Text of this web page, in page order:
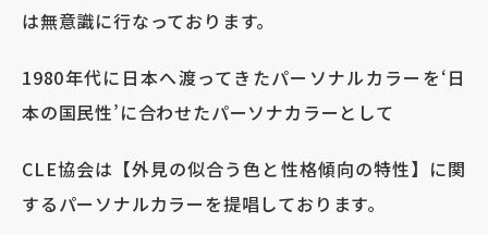
は無意識に行なっております。
1980年代に日本へ渡ってきたパーソナルカラーを‘日
本の国民性’に合わせたパーソナカラーとして
CLE協会は【外見の似合う色と性格傾向の特性】に関
するパーソナルカラーを提唱しております。